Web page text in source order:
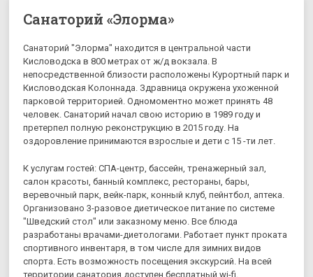
Санаторий «Элорма»
Санаторий "Элорма" находится в центральной части
Кисловодска в 800 метрах от ж/д вокзала. В
непосредственной близости расположены Курортный парк и
Кисловодская Колоннада. Здравница окружена ухоженной
парковой территорией. Одномоментно может принять 48
человек. Санаторий начал свою историю в 1989 году и
претерпел полную реконструкцию в 2015 году. На
оздоровление принимаются взрослые и дети с 15 -ти лет.
К услугам гостей: СПА-центр, бассейн, тренажерный зал,
салон красоты, банный комплекс, рестораны, бары,
веревочный парк, вейк-парк, конный клуб, пейнтбол, аптека.
Организовано 3-разовое диетическое питание по системе
"Шведский стол" или заказному меню. Все блюда
разработаны врачами-диетологами. Работает пункт проката
спортивного инвентаря, в том числе для зимних видов
спорта. Есть возможность посещения экскурсий. На всей
территории санатория доступен бесплатный wi-fi.